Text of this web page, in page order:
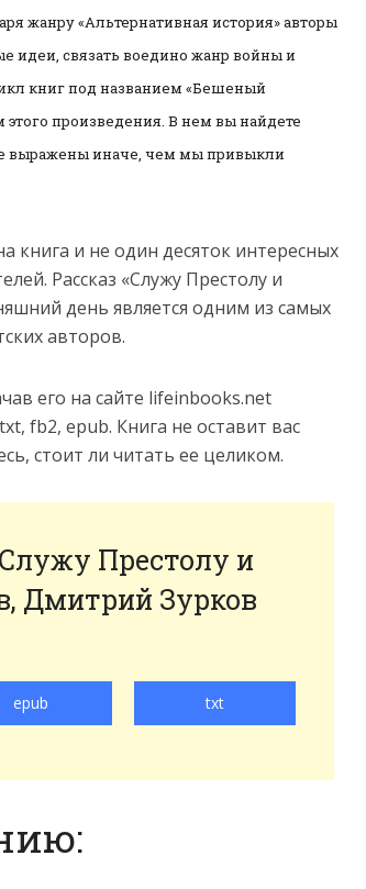
жанру «Альтернативная история» авторы
идеи, связать воедино жанр войны и
книг под названием «Бешеный
произведения. В нем вы найдете
выражены иначе, чем мы привыкли
книга и не один десяток интересных
Рассказ «Служу Престолу и
день является одним из самых
авторов.
его на сайте lifeinbooks.net
fb2, epub. Книга не оставит вас
стоит ли читать ее целиком.
Престолу и
Дмитрий Зурков
epub txt